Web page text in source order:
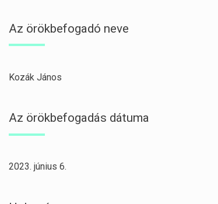
Az örökbefogadó neve
Kozák János
Az örökbefogadás dátuma
2023. június 6.